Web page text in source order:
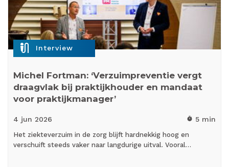
mic_external_on Interview
Michel Fortman: ‘Verzuimpreventie vergt
draagvlak bij praktijkhouder en mandaat
voor praktijkmanager’
4 jun 2026 timer 5 min
Het ziekteverzuim in de zorg blijft hardnekkig hoog en
verschuift steeds vaker naar langdurige uitval. Vooral…